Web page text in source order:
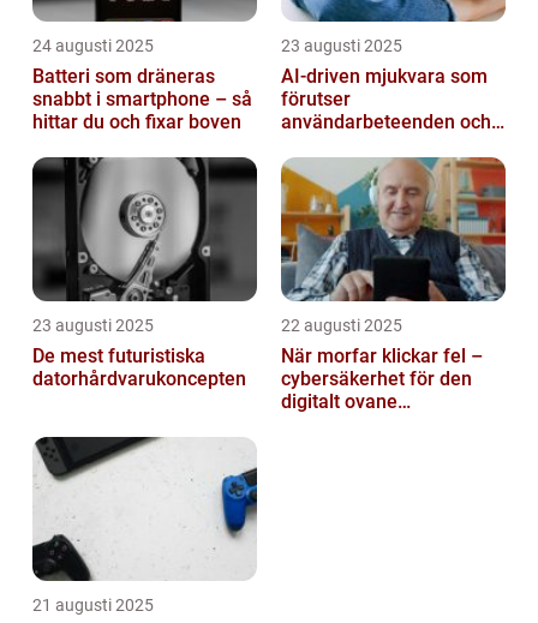
24 augusti 2025
Batteri som dräneras
snabbt i smartphone – så
hittar du och fixar boven
23 augusti 2025
AI-driven mjukvara som
förutser
användarbeteenden och
23 augusti 2025
De mest futuristiska
datorhårdvarukoncepten
22 augusti 2025
När morfar klickar fel –
cybersäkerhet för den
digitalt ovane
21 augusti 2025